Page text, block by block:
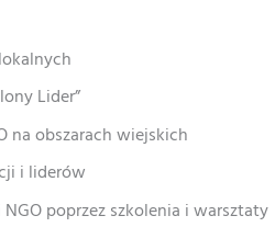
Lider”
na obszarach wiejskich
i liderów
poprzez szkolenia i warsztaty